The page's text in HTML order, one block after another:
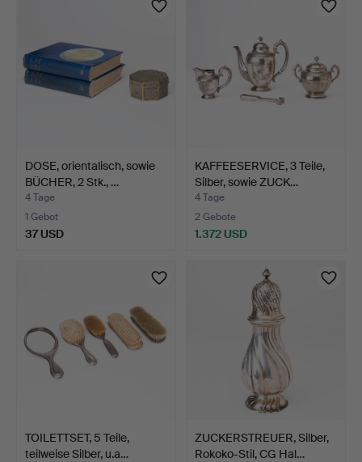
DOSE, orientalisch, sowie
BÜCHER, 2 Stk., …
4 Tage
1 Gebot
37 USD
KAFFEESERVICE, 3 Teile,
Silber, sowie ZUCK…
4 Tage
2 Gebote
1.372 USD
TOILETTSET, 5 Teile,
teilweise Silber, u.a…
ZUCKERSTREUER, Silber,
Rokoko-Stil, CG Hal…